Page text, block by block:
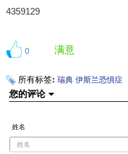
4359129
0 满意
所有标签: 瑞典 伊斯兰恐惧症
您的评论
姓名